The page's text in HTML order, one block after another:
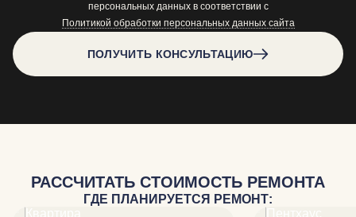
ПОЛУЧИТЬ КОНСУЛЬТАЦИЮ
персональных данных в соответствии с
Политикой обработки персональных данных сайта
РАССЧИТАТЬ СТОИМОСТЬ РЕМОНТА
ГДЕ ПЛАНИРУЕТСЯ РЕМОНТ: